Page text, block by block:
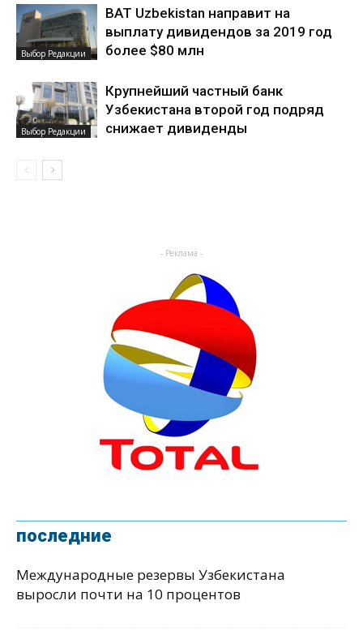
Выбор Редакции
BAT Uzbekistan направит на
выплату дивидендов за 2019 год
более $80 млн
Выбор Редакции
Крупнейший частный банк
Узбекистана второй год подряд
снижает дивиденды
- Реклама -
последние
Международные резервы Узбекистана
выросли почти на 10 процентов